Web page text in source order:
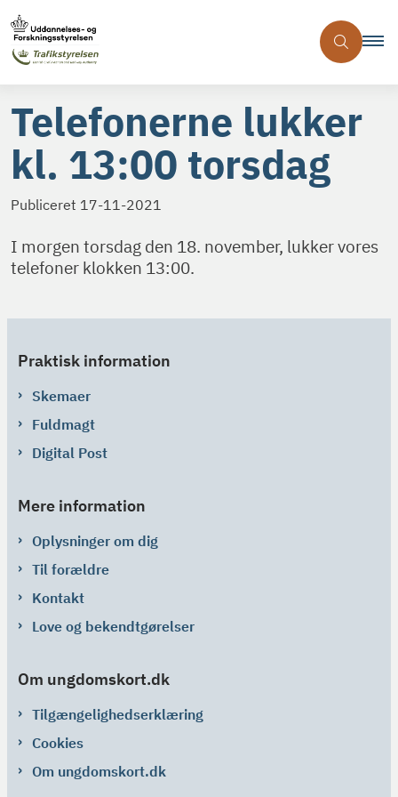
Telefonerne lukker
kl. 13:00 torsdag
Publiceret 17-11-2021
I morgen torsdag den 18. november, lukker vores
telefoner klokken 13:00.
Praktisk information
Skemaer
Fuldmagt
Digital Post
Mere information
Oplysninger om dig
Til forældre
Kontakt
Love og bekendtgørelser
Om ungdomskort.dk
Tilgængelighedserklæring
Cookies
Om ungdomskort.dk